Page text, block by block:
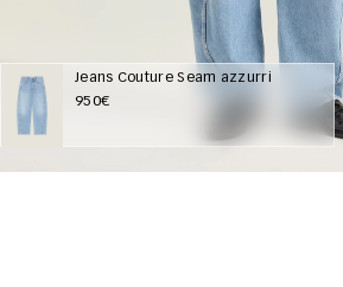
Jeans Couture Seam azzurri
950€